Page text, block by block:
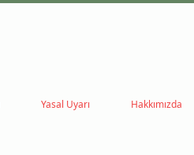
Yasal Uyarı Hakkımızda